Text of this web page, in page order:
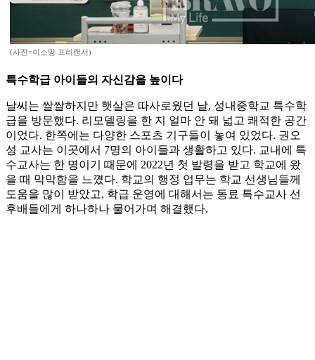
(사진=이소망 프리랜서)
특수학급 아이들의 자신감을 높이다
날씨는 쌀쌀하지만 햇살은 따사로웠던 날, 성내중학교 특수학
급을 방문했다. 리모델링을 한 지 얼마 안 돼 넓고 쾌적한 공간
이었다. 한쪽에는 다양한 스포츠 기구들이 놓여 있었다. 권오
성 교사는 이곳에서 7명의 아이들과 생활하고 있다. 교내에 특
수교사는 한 명이기 때문에 2022년 첫 발령을 받고 학교에 왔
을 때 막막함을 느꼈다. 학교의 행정 업무는 학교 선생님들께
도움을 많이 받았고, 학급 운영에 대해서는 동료 특수교사 선
후배들에게 하나하나 물어가며 해결했다.